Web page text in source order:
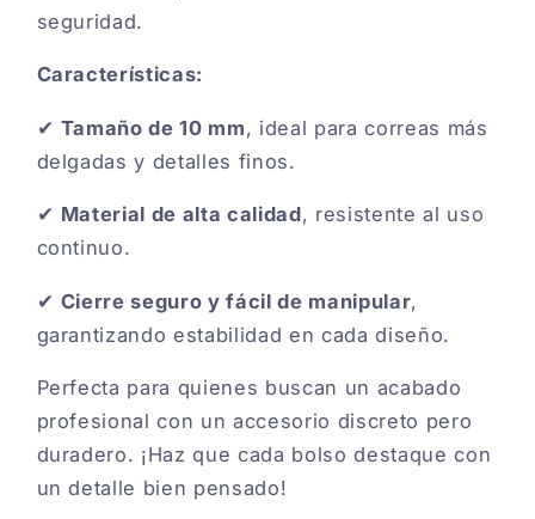
seguridad.
Características:
✔ Tamaño de 10 mm, ideal para correas más
delgadas y detalles finos.
✔ Material de alta calidad, resistente al uso
continuo.
✔ Cierre seguro y fácil de manipular,
garantizando estabilidad en cada diseño.
Perfecta para quienes buscan un acabado
profesional con un accesorio discreto pero
duradero. ¡Haz que cada bolso destaque con
un detalle bien pensado!